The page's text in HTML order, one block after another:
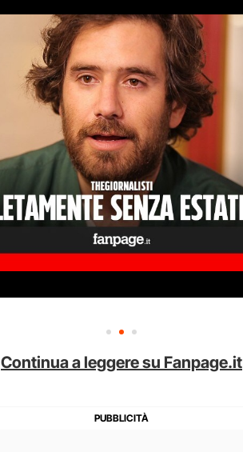
Continua a leggere su Fanpage.it